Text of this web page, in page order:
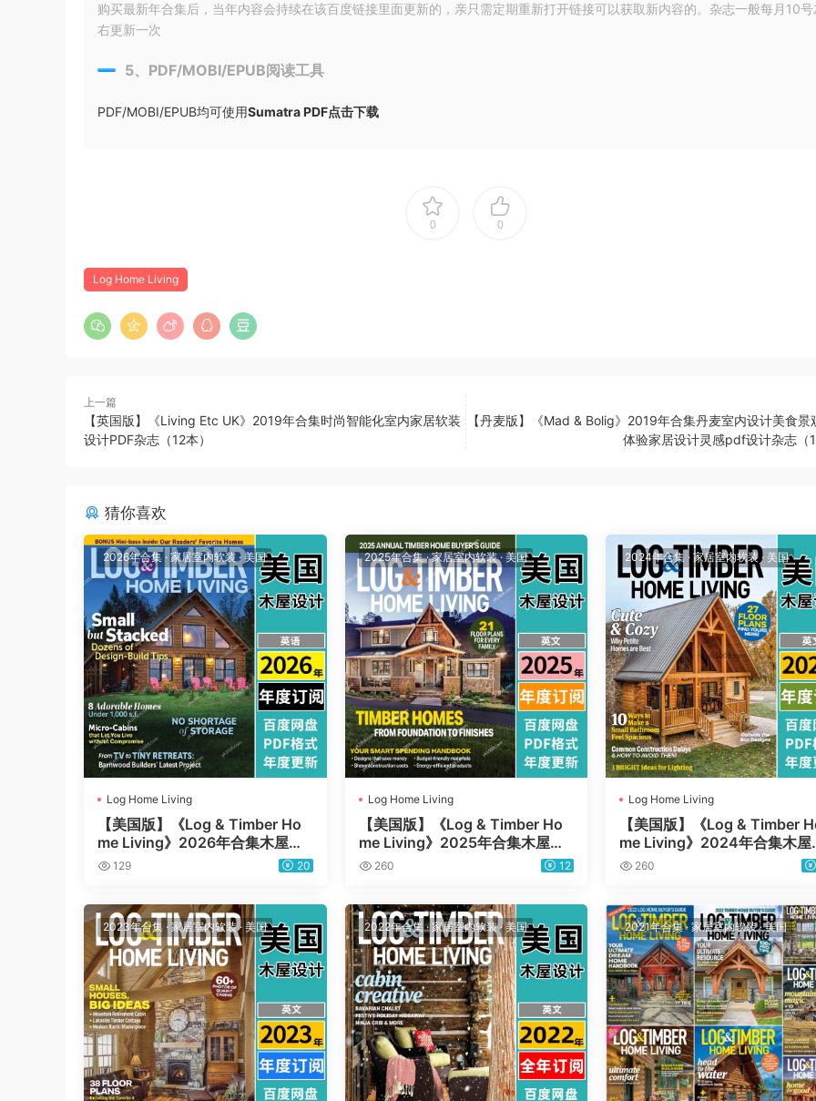
购买最新年合集后，当年内容会持续在该百度链接里面更新的，亲只需定期重新打开链接可以获取新内容的。杂志一般每月10号
右更新一次
5、PDF/MOBI/EPUB阅读工具
PDF/MOBI/EPUB均可使用Sumatra PDF点击下载
0 0
Log Home Living
上一篇
【英国版】《Living Etc UK》2019年合集时尚智能化室内家居软装
设计PDF杂志（12本）
【丹麦版】《Mad & Bolig》2019年合集丹麦室内设计美食景
体验家居设计灵感pdf设计杂志（
猜你喜欢
2026年合集 · 家居室内软装 · 美国
Log Home Living
【美国版】《Log & Timber Ho
me Living》2026年合集木屋木
别墅木房子室内软装装饰设计PD
129 20
2025年合集·家居室内软装·美国
Log Home Living
【美国版】《Log & Timber Ho
me Living》2025年合集木屋木
别墅木房子室内软装装饰设计PD
260 12
2024年合集 ·家居室内软装 · 美国
Log Home Living
【美国版】《Log & Timber
me Living》2024年合集木屋
别墅木房子室内软装装饰设计
260
2023年合集 · 家居室内软装 ·美国 2022年合集·家居室内软装·美国 2021年合集·家居室内软装·美国